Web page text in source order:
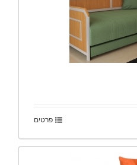
פרטים